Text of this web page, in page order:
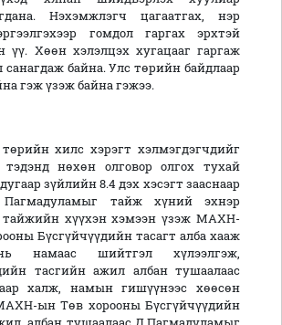
Нэхэмжлэгч цагаатгах, нэр
гомдол гаргах эрхтэй
үү. Хөөн хэлэлцэх хугацааг гаргаж
санагдаж байна. Улс төрийн байдлаар
гэж үзэж байна гэжээ.
хилс хэрэгт хэлмэгдэгчдийг
тэдэнд нөхөн олговор олгох тухай
зүйлийн 8.4 дэх хэсэгт зааснаар
тайж хүний эхнэр
тайжийн хүүхэн хэмээн үзэж МАХН-
Бүсгүйчүүдийн тасагт алба хааж
намаас шийтгэл хүлээлгэж,
тасгийн ажил албан тушаалаас
халж, намын гишүүнээс хөөсөн
ын Төв хорооны Бүсгүйчүүдийн